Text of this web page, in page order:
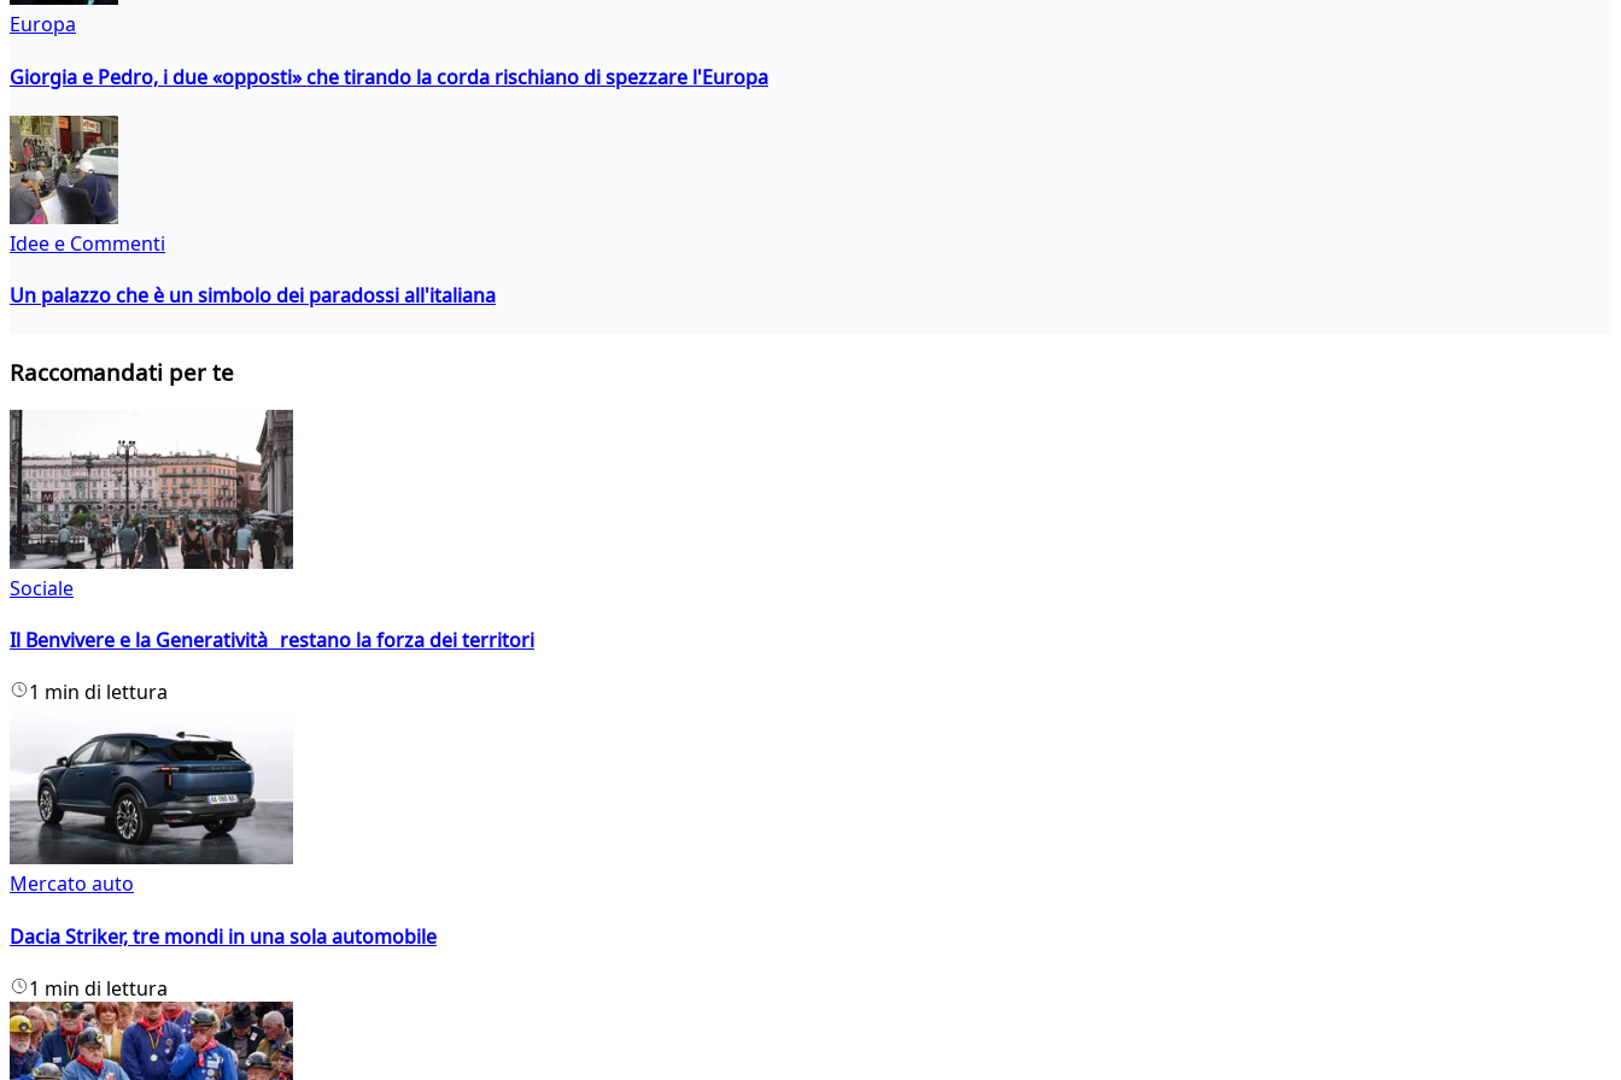
Europa
Giorgia e Pedro, i due «opposti» che tirando la corda rischiano di spezzare l'Europa
Idee e Commenti
Un palazzo che è un simbolo dei paradossi all'italiana
Raccomandati per te
Sociale
Il Benvivere e la Generatività restano la forza dei territori
1 min di lettura
Mercato auto
Dacia Striker, tre mondi in una sola automobile
1 min di lettura